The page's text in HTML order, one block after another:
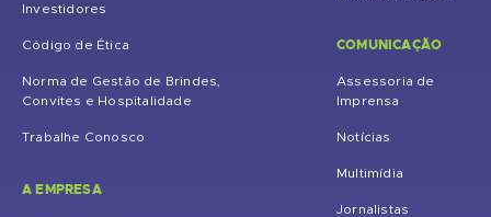
Investidores
Código de Ética
Norma de Gestão de Brindes,
Convites e Hospitalidade
Trabalhe Conosco
A EMPRESA
COMUNICAÇÃO
Assessoria de
Imprensa
Notícias
Multimídia
Jornalistas